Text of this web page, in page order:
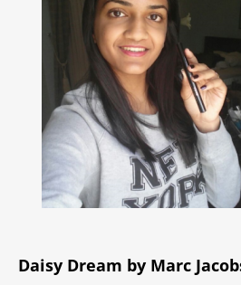
Daisy Dream by Marc